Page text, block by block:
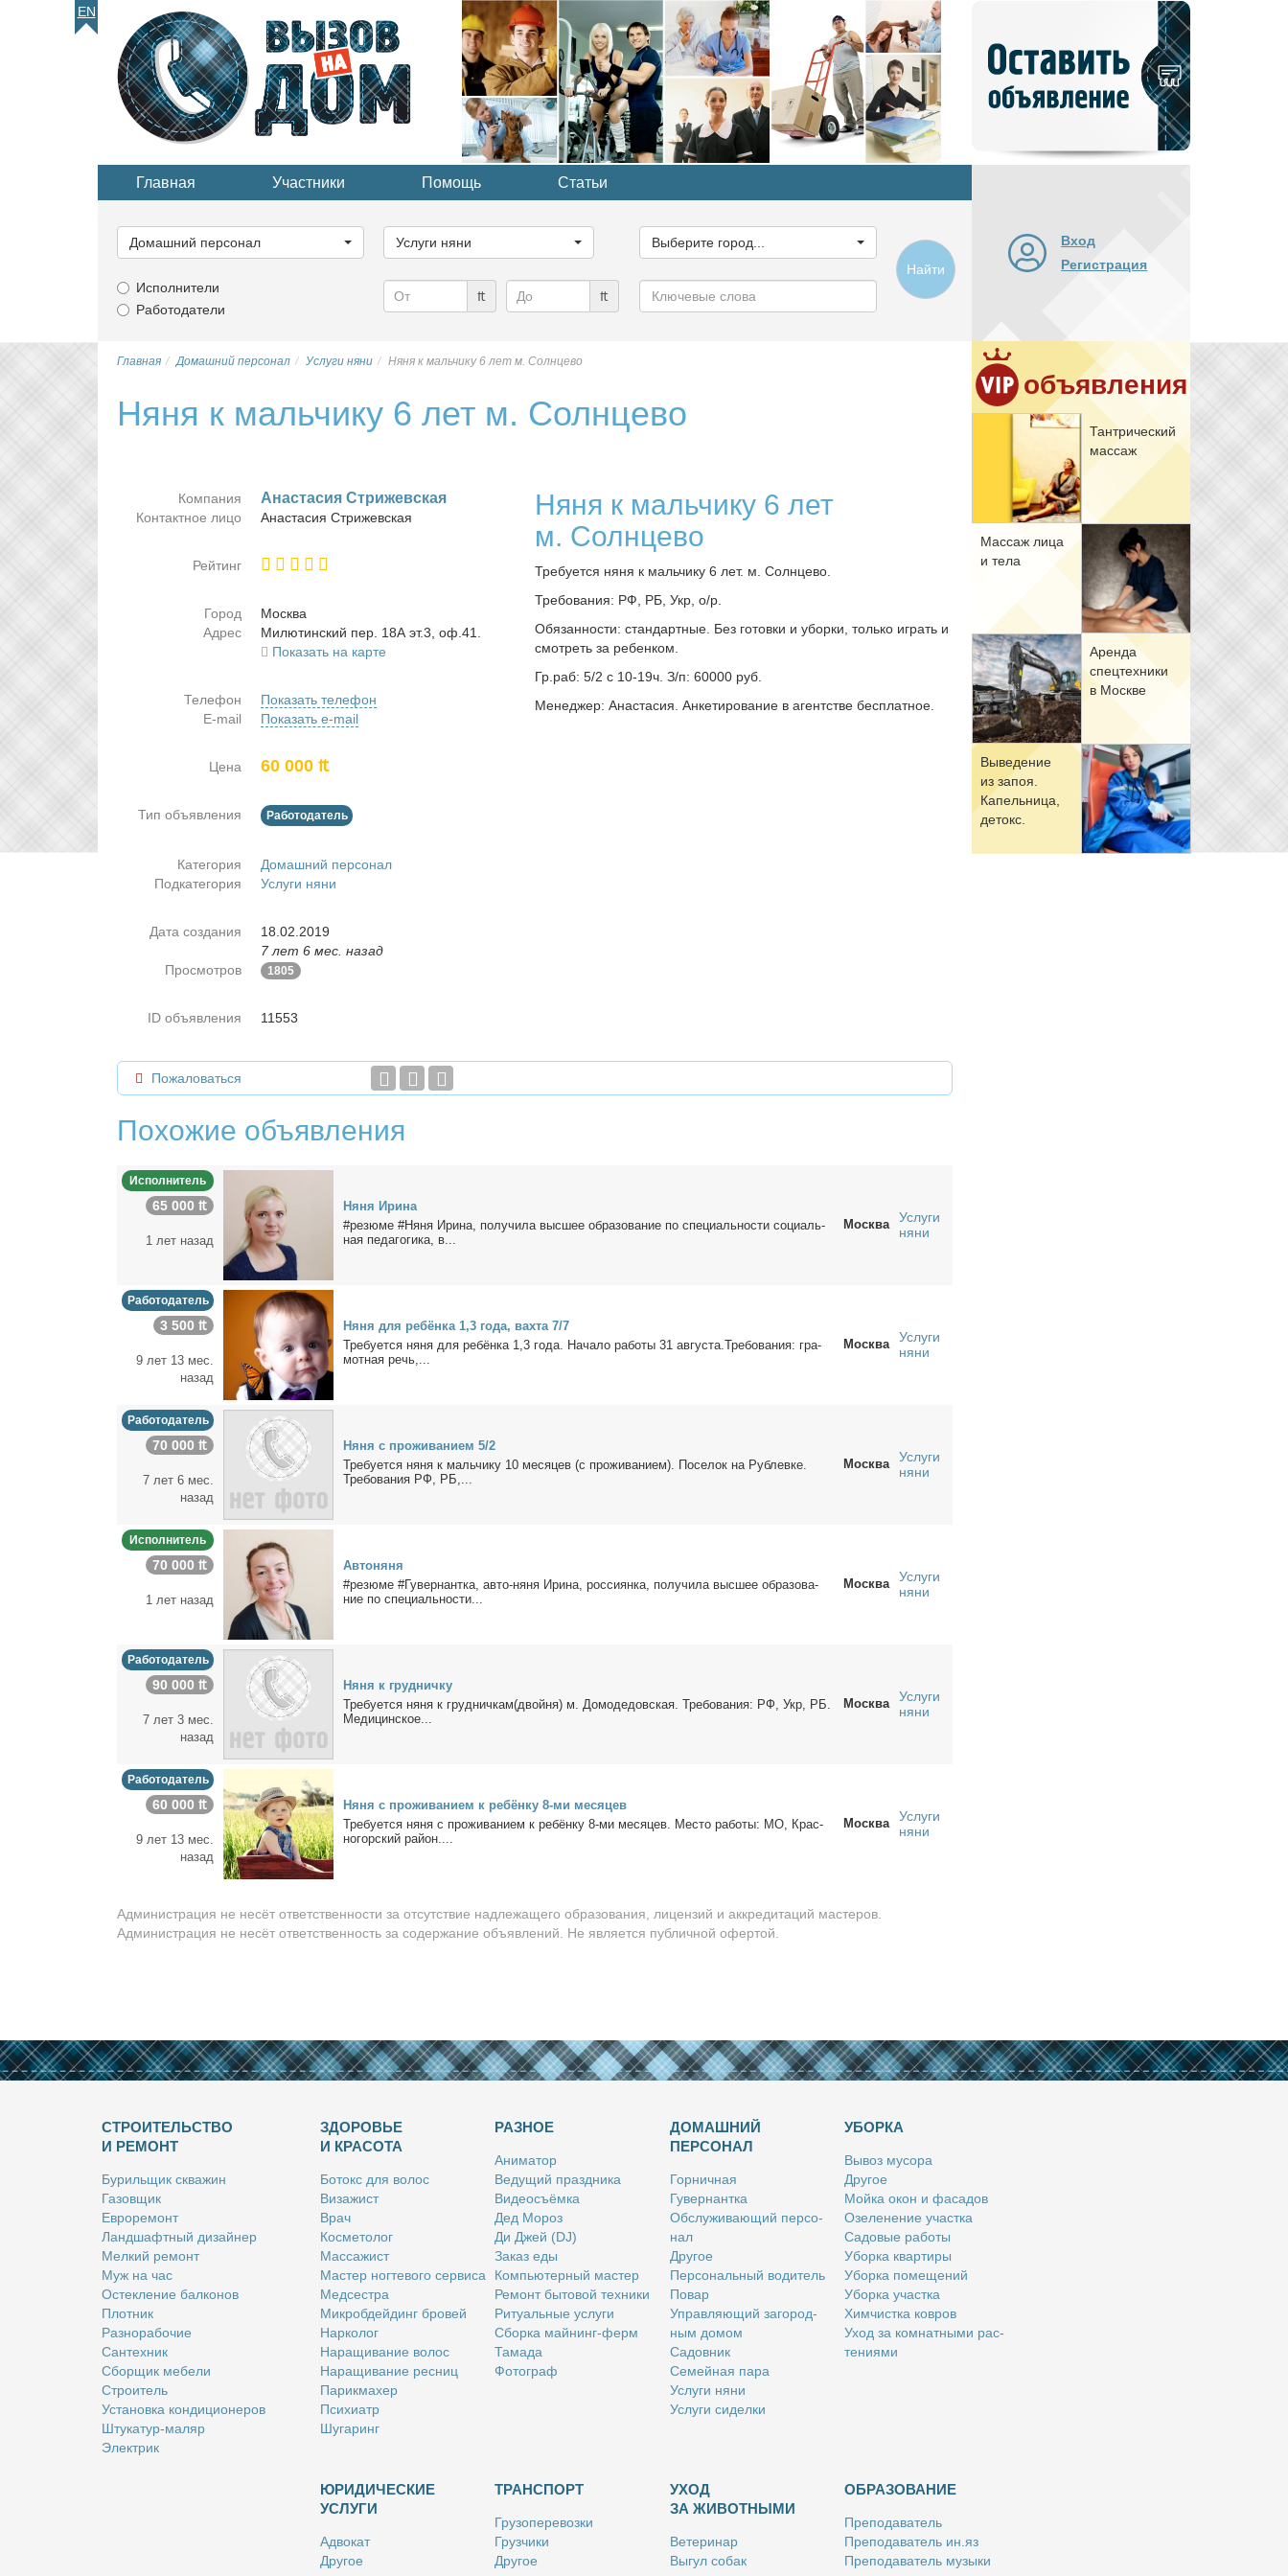
EN
объявление
Главная Участники Помощь Статьи
категорию...
Домашний персонал
категорию...
Услуги няни
город...
Выберите город...
Исполнители
Работодатели
₶ ₶
Ключевые
слова
Найти
Вход
Регистрация
объявления
Тан­три­че­ский
мас­саж
Мас­саж ли­ца
и те­ла
Арен­да
спец­тех­ни­ки
в Москве
Вы­ве­де­ние
из за­поя.
Ка­пель­ни­ца,
де­токс.
Главная Домашний персонал Услуги няни Няня к мальчику 6 лет м. Солнцево
Няня к мальчику 6 лет м. Солнцево
Няня к мальчику 6 лет
м. Солнцево
Требуется няня к мальчику 6 лет. м. Солнцево.
Требования: РФ, РБ, Укр, о/р.
Обязанности: стандартные. Без готовки и уборки, только играть и
смотреть за ребенком.
Гр.раб: 5/2 с 10-19ч. З/п: 60000 руб.
Менеджер: Анастасия. Анкетирование в агентстве бесплатное.
Компания Ана­ста­сия Стри­жев­ская
Контактное лицо Ана­ста­сия Стри­жев­ская
Рейтинг
Город
Москва
Адрес
Ми­лю­тин­ский пер. 18А эт.3, оф.41.
Показать на карте
Телефон
Показать телефон
E-mail
Показать e-mail
Цена 60 000 ₶
Тип объявления Работодатель
Категория
Домашний персонал
Подкатегория
Услуги няни
Дата создания
18.02.2019
7 лет 6 мес. назад
Просмотров
1805
ID объявления 11553
Пожаловаться
Похожие объявления
Исполнитель
65 000 ₶
1 лет назад
Ня­ня Ири­на
#ре­зю­ме #Ня­ня Ири­на, по­лу­чи­ла выс­шее об­ра­зо­ва­ние по спе­ци­аль­но­сти со­ци­аль­
ная пе­да­го­ги­ка, в...
Москва
Услуги
няни
Работодатель
3 500 ₶
9 лет 13 мес.
назад
Ня­ня для ре­бён­ка 1,3 го­да, вах­та 7/7
Тре­бу­ет­ся ня­ня для ре­бён­ка 1,3 го­да. На­ча­ло ра­бо­ты 31 ав­гу­ста.Тре­бо­ва­ния: гра­
мот­ная речь,...
Москва
Услуги
няни
Работодатель
70 000 ₶
7 лет 6 мес.
назад
Ня­ня с про­жи­ва­ни­ем 5/2
Тре­бу­ет­ся ня­ня к маль­чи­ку 10 ме­ся­цев (с про­жи­ва­ни­ем). По­се­лок на Рублев­ке.
Тре­бо­ва­ния РФ, РБ,...
Москва
Услуги
няни
Исполнитель
70 000 ₶
1 лет назад
Ав­то­ня­ня
#ре­зю­ме #Гу­вер­нант­ка, ав­то-ня­ня Ири­на, рос­си­ян­ка, по­лу­чи­ла выс­шее об­ра­зо­ва­
ние по спе­ци­аль­но­сти...
Москва
Услуги
няни
Работодатель
90 000 ₶
7 лет 3 мес.
назад
Ня­ня к груд­нич­ку
Тре­бу­ет­ся ня­ня к груд­нич­кам(двой­ня) м. До­мо­де­дов­ская. Тре­бо­ва­ния: РФ, Укр, РБ.
Ме­ди­цин­ское...
Москва
Услуги
няни
Работодатель
60 000 ₶
9 лет 13 мес.
назад
Ня­ня с про­жи­ва­ни­ем к ре­бён­ку 8-ми ме­ся­цев
Тре­бу­ет­ся ня­ня с про­жи­ва­ни­ем к ре­бён­ку 8-ми ме­ся­цев. Ме­сто ра­бо­ты: МО, Крас­
но­гор­ский рай­он....
Москва
Услуги
няни
Администрация не несёт ответственности за отсутствие надлежащего образования, лицензий и аккредитаций мастеров.
Администрация не несёт ответственность за содержание объявлений. Не является публичной офертой.
СТРОИТЕЛЬСТВО
И РЕМОНТ
Бу­риль­щик сква­жин
Га­зов­щик
Ев­ро­ре­монт
Ланд­шафт­ный ди­зай­нер
Мел­кий ре­монт
Муж на час
Остек­ле­ние бал­ко­нов
Плот­ник
Раз­но­ра­бо­чие
Сан­тех­ник
Сбор­щик ме­бе­ли
Стро­и­тель
Уста­нов­ка кон­ди­ци­о­не­ров
Шту­ка­тур-ма­ляр
Элек­трик
ЗДОРОВЬЕ
И КРАСОТА
Бо­токс для во­лос
Ви­за­жист
Врач
Кос­ме­то­лог
Мас­са­жист
Ма­стер ног­те­во­го сер­ви­са
Мед­сест­ра
Мик­роб­дей­динг бро­вей
Нар­ко­лог
На­ра­щи­ва­ние во­лос
На­ра­щи­ва­ние рес­ниц
Па­рик­махер
Пси­хи­атр
Шу­га­ринг
РАЗНОЕ
Ани­ма­тор
Ве­ду­щий празд­ни­ка
Ви­део­съём­ка
Дед Мо­роз
Ди Джей (DJ)
За­каз еды
Ком­пью­тер­ный ма­стер
Ре­монт бы­то­вой тех­ни­ки
Ри­ту­аль­ные услу­ги
Сбор­ка май­нинг-ферм
Та­ма­да
Фо­то­граф
ДОМАШНИЙ
ПЕРСОНАЛ
Гор­нич­ная
Гу­вер­нант­ка
Об­слу­жи­ва­ю­щий пер­со­
нал
Дру­гое
Пер­со­наль­ный во­ди­тель
По­вар
Управ­ля­ю­щий за­го­род­
ным до­мом
Са­дов­ник
Се­мей­ная па­ра
Услу­ги ня­ни
Услу­ги си­дел­ки
УБОРКА
Вы­воз му­со­ра
Дру­гое
Мой­ка окон и фа­са­дов
Озе­ле­не­ние участ­ка
Са­до­вые ра­бо­ты
Убор­ка квар­ти­ры
Убор­ка по­ме­ще­ний
Убор­ка участ­ка
Хим­чист­ка ков­ров
Уход за ком­нат­ны­ми рас­
те­ни­я­ми
ЮРИДИЧЕСКИЕ
УСЛУГИ
Адво­кат
Дру­гое
ТРАНСПОРТ
Гру­зо­пе­ре­воз­ки
Груз­чи­ки
Дру­гое
УХОД
ЗА ЖИВОТНЫМИ
Ве­те­ри­нар
Вы­гул со­бак
ОБРАЗОВАНИЕ
Пре­по­да­ва­тель
Пре­по­да­ва­тель ин.яз
Пре­по­да­ва­тель му­зы­ки